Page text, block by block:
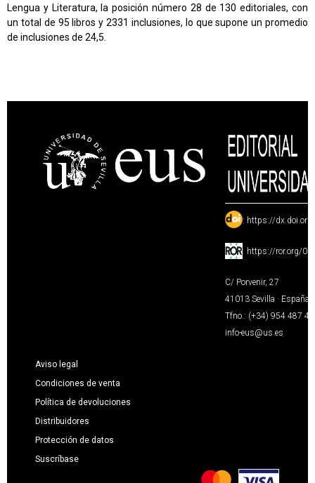
Lengua y Literatura, la posición número 28 de 130 editoriales, con
un total de 95 libros y 2331 inclusiones, lo que supone un promedio
de inclusiones de 24,5.
: https://
: https://ror.org/
C/ Porvenir, 27
41013 Sevilla · España
Tfno.: (+34) 954 487
info-eus@us.es
Aviso legal
Condiciones de venta
Política de devoluciones
Distribuidores
Protección de datos
Suscríbase